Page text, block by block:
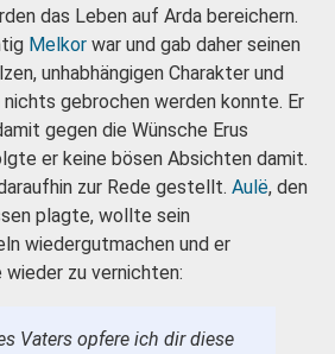
das Leben auf Arda bereichern.
Melkor war und gab daher seinen
unhabhängigen Charakter und
nichts gebrochen werden konnte. Er
gegen die Wünsche Erus
er keine bösen Absichten damit.
zur Rede gestellt. Aulë, den
plagte, wollte sein
wiedergutmachen und er
zu vernichten:
Vaters opfere ich dir diese